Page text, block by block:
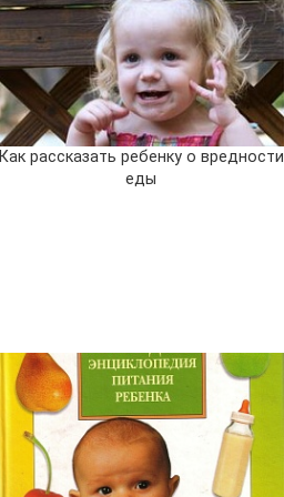
Как рассказать ребенку о вредности
еды